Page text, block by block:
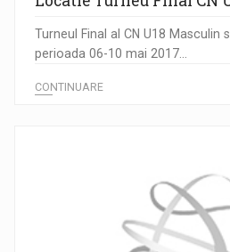
Turneul Final al CN U18 Masculin
perioada 06-10 mai 2017...
CONTINUARE